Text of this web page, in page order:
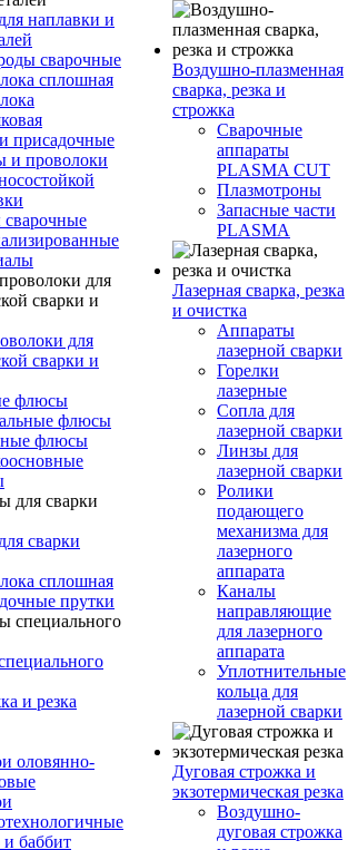
наплавки и
сварочные
сплошная
присадочные
и проволоки
для
сварки и
флюсы
флюсы
флюсы
сварки
сплошная
прутки
и резка
оловянно-
баббит
Воздушно-плазменная
сварка, резка и
строжка
Сварочные
аппараты
PLASMA CUT
Плазмотроны
Запасные части
PLASMA
Лазерная сварка, резка
и очистка
Аппараты
лазерной сварки
Горелки
лазерные
Сопла для
лазерной сварки
Линзы для
лазерной сварки
Ролики
подающего
механизма для
лазерного
аппарата
Каналы
направляющие
для лазерного
аппарата
Уплотнительные
кольца для
лазерной сварки
Дуговая строжка и
экзотермическая резка
Воздушно-
дуговая строжка